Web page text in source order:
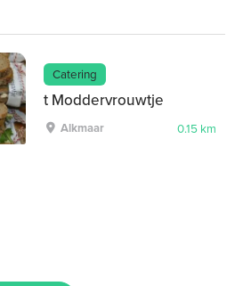
Catering
t Moddervrouwtje
Alkmaar 0.15 km